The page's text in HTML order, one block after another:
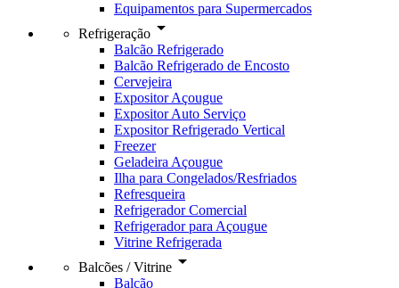
Equipamentos para Supermercados
Refrigeração arrow_drop_down
Balcão Refrigerado
Balcão Refrigerado de Encosto
Cervejeira
Expositor Açougue
Expositor Auto Serviço
Expositor Refrigerado Vertical
Freezer
Geladeira Açougue
Ilha para Congelados/Resfriados
Refresqueira
Refrigerador Comercial
Refrigerador para Açougue
Vitrine Refrigerada
Balcões / Vitrine arrow_drop_down
Balcão